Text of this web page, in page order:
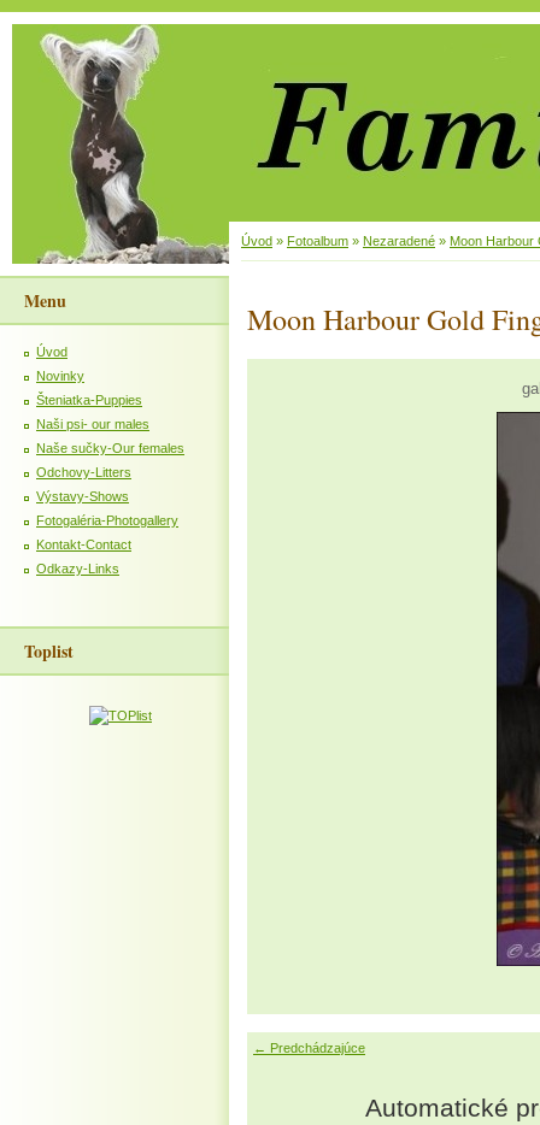
Menu
Úvod
Novinky
Šteniatka-Puppies
Naši psi- our males
Naše sučky-Our females
Odchovy-Litters
Výstavy-Shows
Fotogaléria-Photogallery
Kontakt-Contact
Odkazy-Links
Toplist
Úvod » Fotoalbum » Nezaradené » Moon Harbour
Moon Harbour Gold
← Predchádzajúce
Automatické